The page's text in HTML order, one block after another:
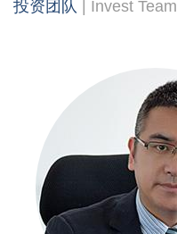
投资团队 Invest Team